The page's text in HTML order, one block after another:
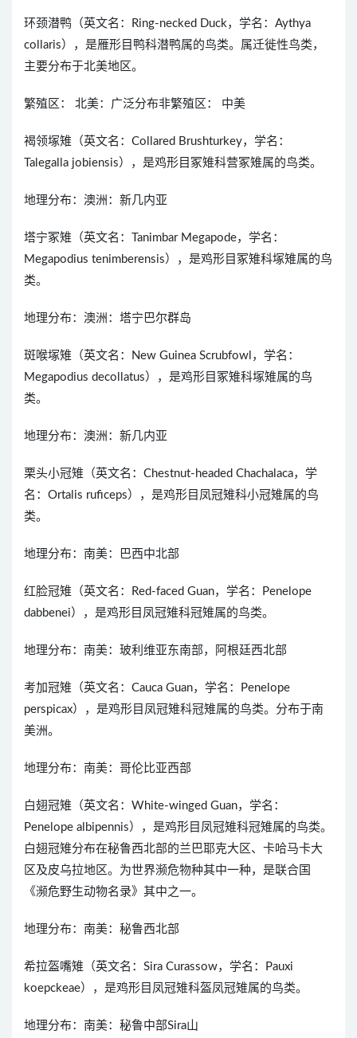
环颈潜鸭（英文名：Ring-necked Duck，学名：Aythya
collaris），是雁形目鸭科潜鸭属的鸟类。属迁徙性鸟类，
主要分布于北美地区。
繁殖区： 北美：广泛分布非繁殖区： 中美
褐领塚雉（英文名：Collared Brushturkey，学名：
Talegalla jobiensis），是鸡形目冢雉科营冢雉属的鸟类。
地理分布：澳洲：新几内亚
塔宁冢雉（英文名：Tanimbar Megapode，学名：
Megapodius tenimberensis），是鸡形目冢雉科塚雉属的鸟
类。
地理分布：澳洲：塔宁巴尔群岛
斑喉塚雉（英文名：New Guinea Scrubfowl，学名：
Megapodius decollatus），是鸡形目冢雉科塚雉属的鸟
类。
地理分布：澳洲：新几内亚
栗头小冠雉（英文名：Chestnut-headed Chachalaca，学
名：Ortalis ruficeps），是鸡形目凤冠雉科小冠雉属的鸟
类。
地理分布：南美：巴西中北部
红脸冠雉（英文名：Red-faced Guan，学名：Penelope
dabbenei），是鸡形目凤冠雉科冠雉属的鸟类。
地理分布：南美：玻利维亚东南部，阿根廷西北部
考加冠雉（英文名：Cauca Guan，学名：Penelope
perspicax），是鸡形目凤冠雉科冠雉属的鸟类。分布于南
美洲。
地理分布：南美：哥伦比亚西部
白翅冠雉（英文名：White-winged Guan，学名：
Penelope albipennis），是鸡形目凤冠雉科冠雉属的鸟类。
白翅冠雉分布在秘鲁西北部的兰巴耶克大区、卡哈马卡大
区及皮乌拉地区。为世界濒危物种其中一种，是联合国
《濒危野生动物名录》其中之一。
地理分布：南美：秘鲁西北部
希拉盔嘴雉（英文名：Sira Curassow，学名：Pauxi
koepckeae），是鸡形目凤冠雉科盔凤冠雉属的鸟类。
地理分布：南美：秘鲁中部Sira山